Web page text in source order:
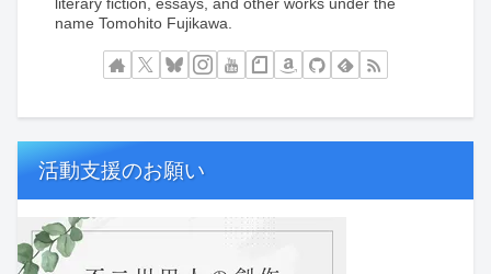
literary fiction, essays, and other works under the
name Tomohito Fujikawa.
活動支援のお願い